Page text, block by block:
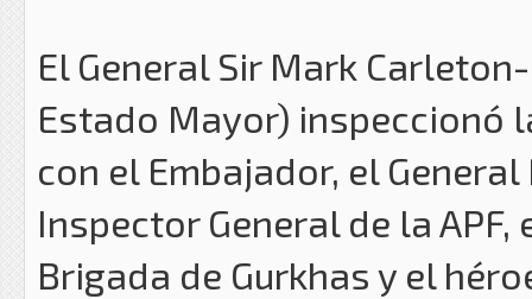
El General Sir Mark Carleton-
Estado Mayor) inspeccionó
con el Embajador, el
Inspector General de la
Brigada de Gurkhas y el